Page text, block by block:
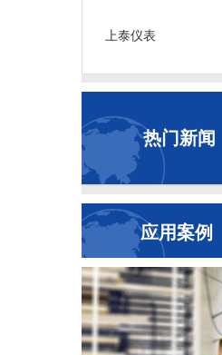
上泰仪表
热门新闻
应用案例